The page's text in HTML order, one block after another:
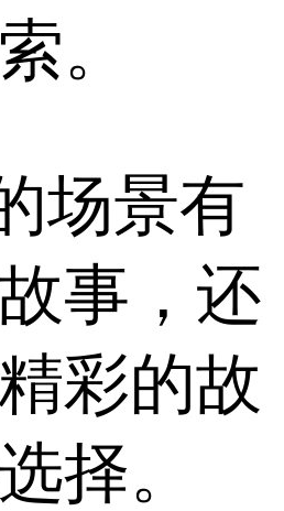
。
场景有
事，还
彩的故
择。